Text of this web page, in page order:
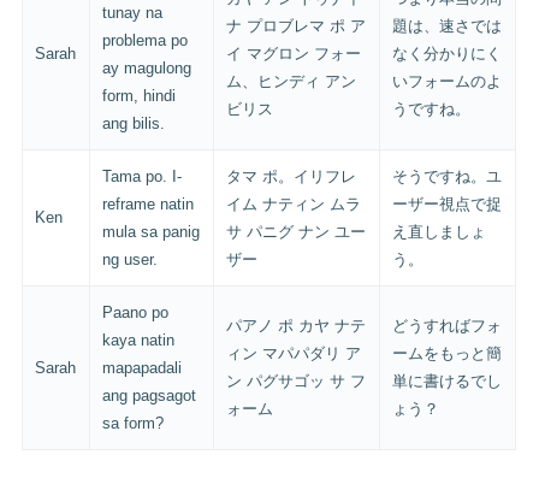
Sarah
tunay na
problema po
ay magulong
form, hindi
ang bilis.
ナ プロブレマ ポ ア
イ マグロン フォー
ム、ヒンディ アン
ビリス
題は、速さでは
なく分かりにく
いフォームのよ
うですね。
Ken
Tama po. I-
reframe natin
mula sa panig
ng user.
タマ ポ。イリフレ
イム ナティン ムラ
サ パニグ ナン ユー
ザー
そうですね。ユ
ーザー視点で捉
え直しましょ
う。
Sarah
Paano po
kaya natin
mapapadali
ang pagsagot
sa form?
パアノ ポ カヤ ナテ
ィン マパパダリ ア
ン パグサゴッ サ フ
ォーム
どうすればフォ
ームをもっと簡
単に書けるでし
ょう？